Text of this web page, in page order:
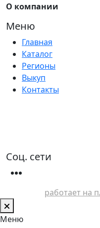
О компании
Меню
Главная
Каталог
Регионы
Выкуп
Контакты
Соц. сети
работает на
Меню